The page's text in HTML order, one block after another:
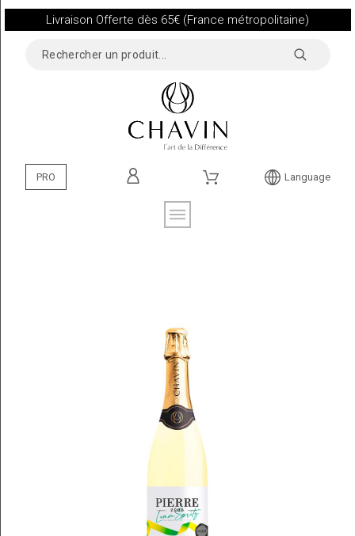
Livraison Offerte dès 65€ (France métropolitaine)
PRO Language